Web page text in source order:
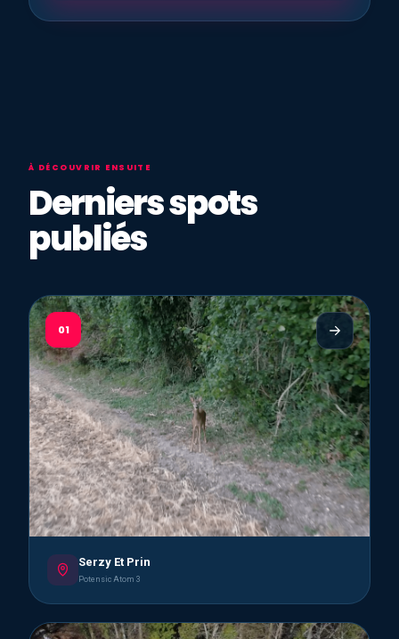
À DÉCOUVRIR ENSUITE
Derniers spots
publiés
01
Serzy Et Prin
Potensic Atom 3